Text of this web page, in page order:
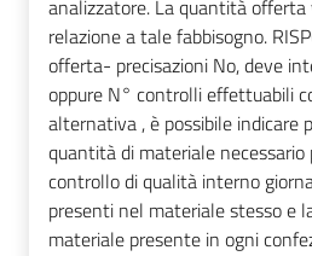
analizzatore. La quantità
relazione a tale fabbisogno.
offerta- precisazioni No, deve
oppure N° controlli effettuabili
alternativa , è possibile indicare
quantità di materiale
controllo di qualità interno
presenti nel materiale stesso e
materiale presente in ogni